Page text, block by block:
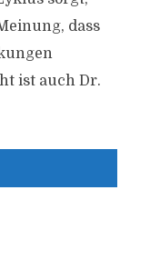
dass
ist auch Dr.